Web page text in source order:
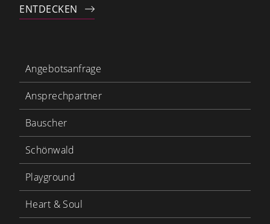
ENTDECKEN
Angebotsanfrage
Ansprechpartner
Bauscher
Schönwald
Playground
Heart & Soul